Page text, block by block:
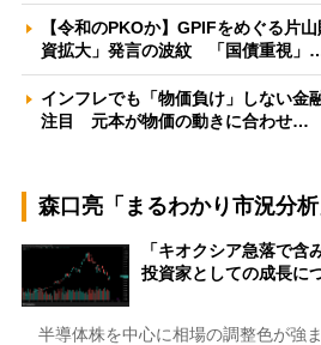
【令和のPKOか】GPIFをめぐる片
資拡大」発言の波紋 「国債重視」
インフレでも「物価負け」しない金
注目 元本が物価の動きに合わせ…
森口亮「まるわかり市況分析
「キオクシア急落で
投資家としての成長
半導体株を中心に相場の調整色が強